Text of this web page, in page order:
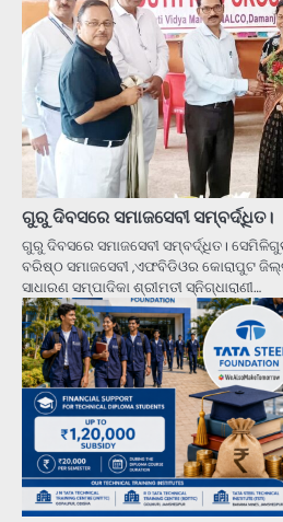
ଗୁରୁ ଦିବସରେ ସମାଜସେବୀ ସମ୍ବର୍ଦ୍ଧିତ।
ଗୁରୁ ଦିବସରେ ସମାଜସେବୀ ସମ୍ବର୍ଦ୍ଧିତ।
ବରିଷ୍ଠ ସମାଜସେବୀ ,ଏଫବିଡିଓର କୋରାପୁଟ
ସାଧାରଣ ସମ୍ପାଦିକା ଶ୍ରୀମତୀ ସ୍ନିଗ୍ଧାରାଣୀ…